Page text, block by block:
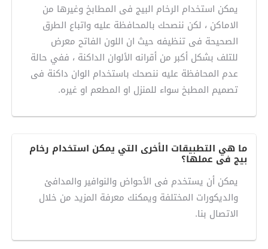
يمكن استخدام الرخام البيج فى المطابخ وغيرها من
الاماكن ، لكن ننصحك بالمحافظة عليه واتباع الطرق
الصحيحة فى تنظيفه حيث ان اللون الفاتح معرض
للتلف بشكل أكبر من أقرانه الألوان الداكنة ، ففي حالة
عدم المحافظة عليه ننصحك باستخدام الوان داكنة فى
تصميم المطبخ سواء للمنزل او المطعم او غيره.
ما هي التطبيقات الأخرى التي يمكن استخدام رخام
بيج فى عملها؟
يمكن أن يستخدم فى الأحواض والنوافير والمدافئ
والديكورات المختلفة ويمكنك معرفة المزيد من خلال
الاتصال بنا.